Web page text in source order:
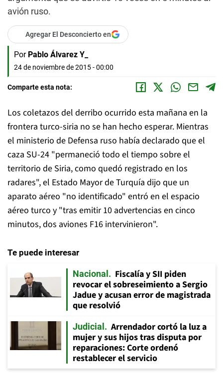
avión ruso.
Agregar El Desconcierto en
Por Pablo Álvarez Y_
24 de noviembre de 2015 - 00:00
Comparte esta nota:
Los coletazos del derribo ocurrido esta mañana en la
frontera turco-siria no se han hecho esperar. Mientras
el ministerio de Defensa ruso había declarado que el
caza SU-24 "permaneció todo el tiempo sobre el
territorio de Siria, como quedó registrado en los
radares", el Estado Mayor de Turquía dijo que un
aparato aéreo "no identificado" entró en el espacio
aéreo turco y "tras emitir 10 advertencias en cinco
minutos, dos aviones F16 intervinieron".
Te puede interesar
Nacional
Fiscalía y SII piden
revocar el sobreseimiento a Sergio
Jadue y acusan error de magistrada
que resolvió
Judicial
Arrendador cortó la luz a
mujer y sus hijos tras disputa por
reparaciones: Corte ordenó
restablecer el servicio